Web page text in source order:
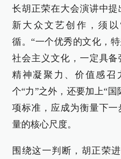
长胡正荣在大会演讲中
新大众文艺创作，须
循。“一个优秀的文化，
社会主义文化，一定具备
精神凝聚力、价值感召
个“力”之外，还要加上“国
项标准，应成为衡量下
量的核心尺度。
围绕这一判断，胡正荣